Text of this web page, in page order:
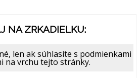
NA ZRKADIELKU:
len ak súhlasíte s podmienkami
na vrchu tejto stránky.